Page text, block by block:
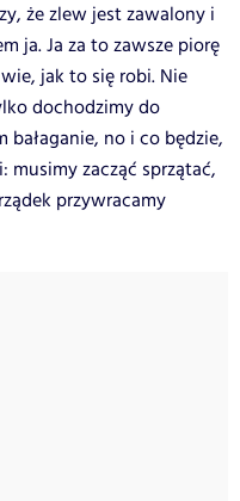
że zlew jest zawalony i
ja. Ja za to zawsze piorę
jak to się robi. Nie
dochodzimy do
no i co będzie,
zacząć sprzątać,
przywracamy